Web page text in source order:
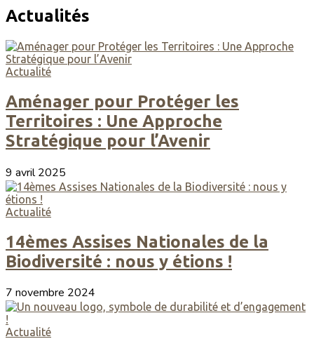
Actualités
Actualité
Aménager pour Protéger les
Territoires : Une Approche
Stratégique pour l’Avenir
9 avril 2025
Actualité
14èmes Assises Nationales de la
Biodiversité : nous y étions !
7 novembre 2024
Actualité